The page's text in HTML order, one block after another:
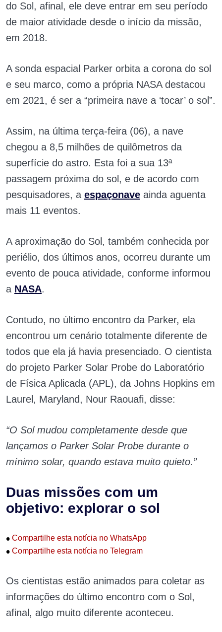
do Sol, afinal, ele deve entrar em seu período
de maior atividade desde o início da missão,
em 2018.
A sonda espacial Parker orbita a corona do sol
e seu marco, como a própria NASA destacou
em 2021, é ser a “primeira nave a ‘tocar’ o sol”.
Assim, na última terça-feira (06), a nave
chegou a 8,5 milhões de quilômetros da
superfície do astro. Esta foi a sua 13ª
passagem próxima do sol, e de acordo com
pesquisadores, a espaçonave ainda aguenta
mais 11 eventos.
A aproximação do Sol, também conhecida por
periélio, dos últimos anos, ocorreu durante um
evento de pouca atividade, conforme informou
a NASA.
Contudo, no último encontro da Parker, ela
encontrou um cenário totalmente diferente de
todos que ela já havia presenciado. O cientista
do projeto Parker Solar Probe do Laboratório
de Física Aplicada (APL), da Johns Hopkins em
Laurel, Maryland, Nour Raouafi, disse:
“O Sol mudou completamente desde que
lançamos o Parker Solar Probe durante o
mínimo solar, quando estava muito quieto.”
Duas missões com um
objetivo: explorar o sol
• Compartilhe esta notícia no WhatsApp
• Compartilhe esta notícia no Telegram
Os cientistas estão animados para coletar as
informações do último encontro com o Sol,
afinal, algo muito diferente aconteceu.